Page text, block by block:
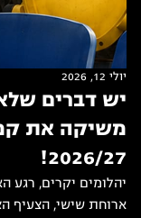
יולי 12, 2026
יש דברים
משיקה את
2026/27!
יהלומים יקרים, רגע
ארוחת שישי, הצעיף